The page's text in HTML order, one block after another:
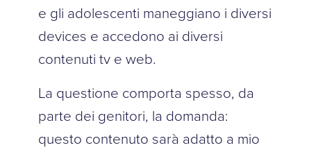
e gli adolescenti maneggiano i diversi
devices e accedono ai diversi
contenuti tv e web.
La questione comporta spesso, da
parte dei genitori, la domanda:
questo contenuto sarà adatto a mio